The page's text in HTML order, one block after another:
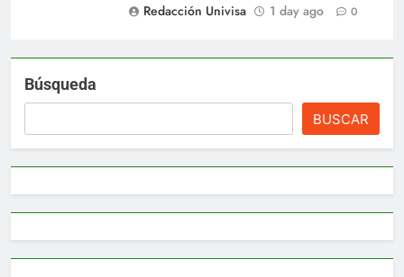
Redacción Univisa
1 day ago 0
Búsqueda
BUSCAR